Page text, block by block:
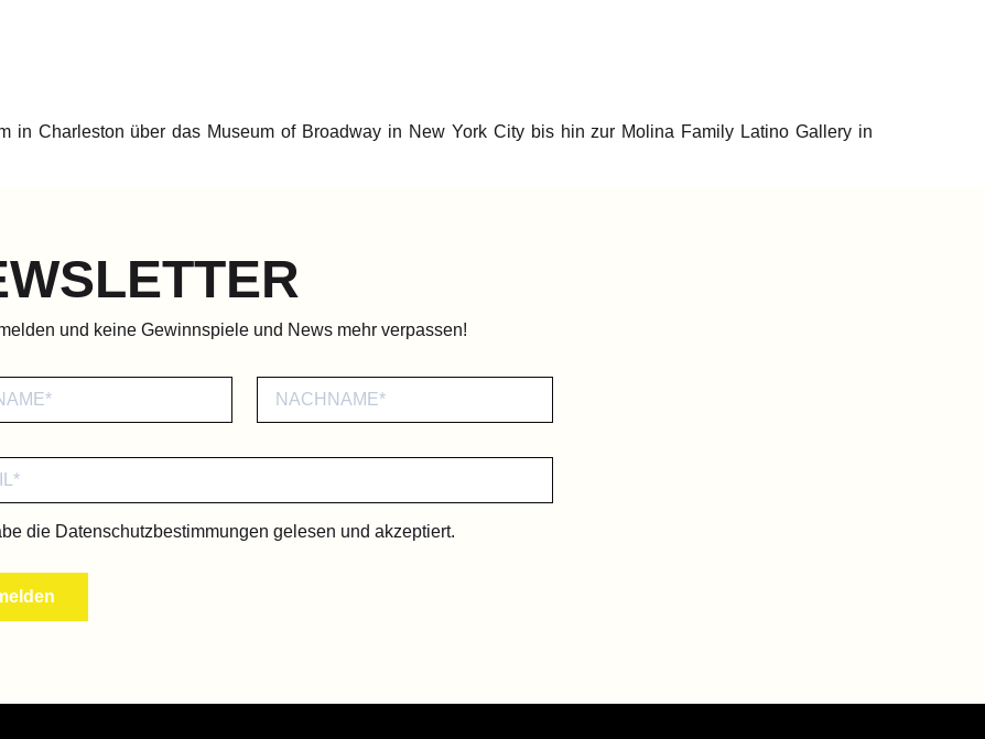
in Charleston über das Museum of Broadway in New York City bis hin zur Molina Family Latino Gallery in
und keine Gewinnspiele und News mehr verpassen!
die Datenschutzbestimmungen gelesen und akzeptiert.